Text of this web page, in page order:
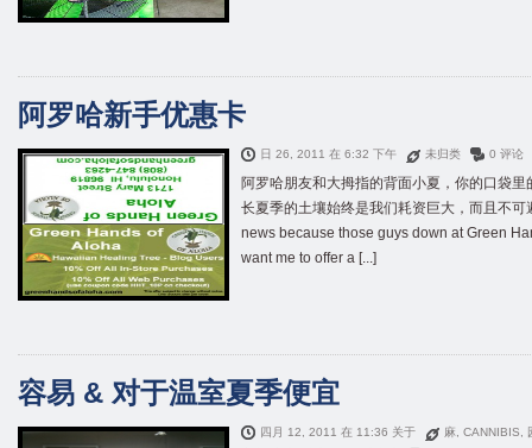
阿罗哈新手优惠卡
日 26, 2011 在 6:32 下午 未归类 0 评论
阿罗哈朋友和大拇指的背面小夏，你的口袋
长夏季的土壤始终是我们耗资巨大，而且不可
news because those guys down at Green
want me to offer a [...]
容易 & 对于温室夏季便宜
四月 12, 2011 在 11:36 关于 麻 CANNIBIS